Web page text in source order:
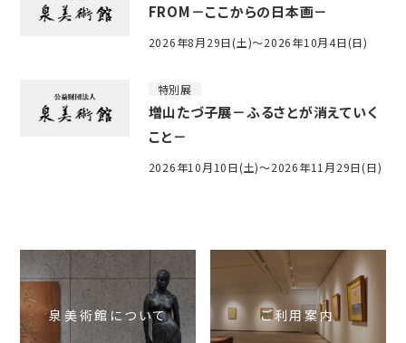
FROM－ここからの日本画－
2026年8月29日(土)～2026年10月4日(日)
特別展
増山たづ子展－ふるさとが消えていく
こと－
2026年10月10日(土)～2026年11月29日(日)
泉美術館について ご利用案内